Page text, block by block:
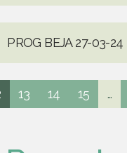
PROG BEJA 27-03-24
13 14 15 ...